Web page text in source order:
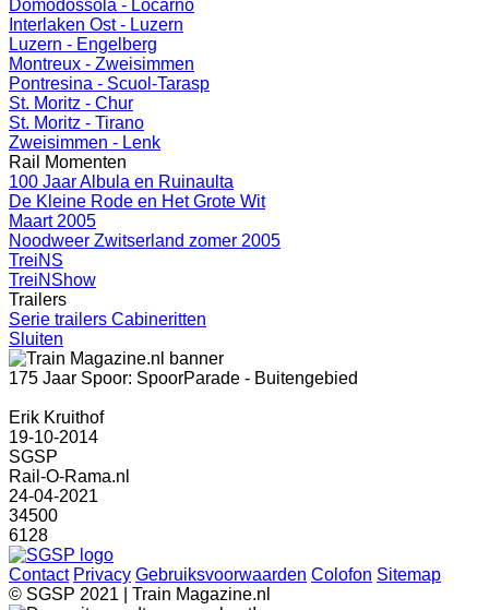
Domodossola - Locarno
Interlaken Ost - Luzern
Luzern - Engelberg
Montreux - Zweisimmen
Pontresina - Scuol-Tarasp
St. Moritz - Chur
St. Moritz - Tirano
Zweisimmen - Lenk
Rail Momenten
100 Jaar Albula en Ruinaulta
De Kleine Rode en Het Grote Wit
Maart 2005
Noodweer Zwitserland zomer 2005
TreiNS
TreiNShow
Trailers
Serie trailers Cabineritten
Sluiten
175 Jaar Spoor: SpoorParade - Buitengebied
Erik Kruithof
19-10-2014
SGSP
Rail-O-Rama.nl
24-04-2021
34500
6128
Contact Privacy Gebruiksvoorwaarden Colofon Sitemap
© SGSP 2021 | Train Magazine.nl